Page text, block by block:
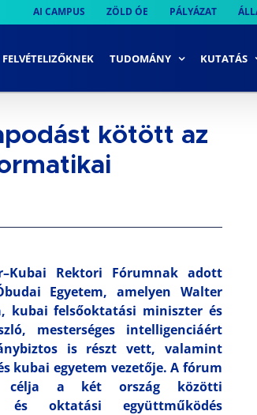
AI CAMPUS ZÖLD ÓE PÁLYÁZAT
FELVÉTELIZŐKNEK TUDOMÁNY KUTATÁS
kötött az
Rektori Fórumnak adott
Egyetem, amelyen Walter
kubai felsőoktatási miniszter és
mesterséges intelligenciáért
is részt vett, valamint
kubai egyetem vezetője. A fórum
célja a két ország közötti
és oktatási együttműködés